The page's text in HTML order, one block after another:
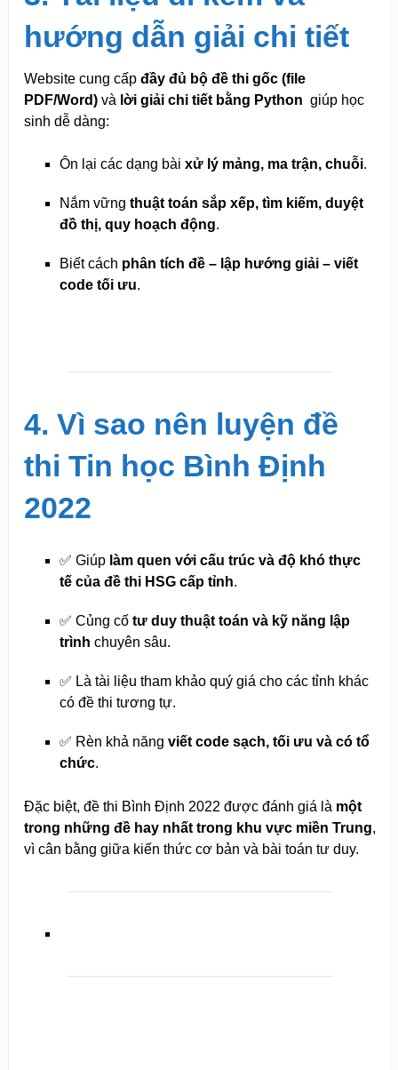
hướng dẫn giải chi tiết
Website cung cấp đầy đủ bộ đề thi gốc (file
PDF/Word)và lời giải chi tiết bằng Python giúp học
sinh dễ dàng:
Ôn lại các dạng bài xử lý mảng, ma trận, chuỗi.
Nắm vững thuật toán sắp xếp, tìm kiếm, duyệt
đồ thị, quy hoạch động.
Biết cách phân tích đề – lập hướng giải – viết
code tối ưu.
4. Vì sao nên luyện đề
thi Tin học Bình Định
2022
✅ Giúp làm quen với cấu trúc và độ khó thực
tế của đề thi HSG cấp tỉnh.
✅ Củng cố tư duy thuật toán và kỹ năng lập
trình chuyên sâu.
✅ Là tài liệu tham khảo quý giá cho các tỉnh khác
có đề thi tương tự.
✅ Rèn khả năng viết code sạch, tối ưu và có tổ
chức.
Đặc biệt, đề thi Bình Định 2022 được đánh giá là một
trong những đề hay nhất trong khu vực miền Trung,
vì cân bằng giữa kiến thức cơ bản và bài toán tư duy.